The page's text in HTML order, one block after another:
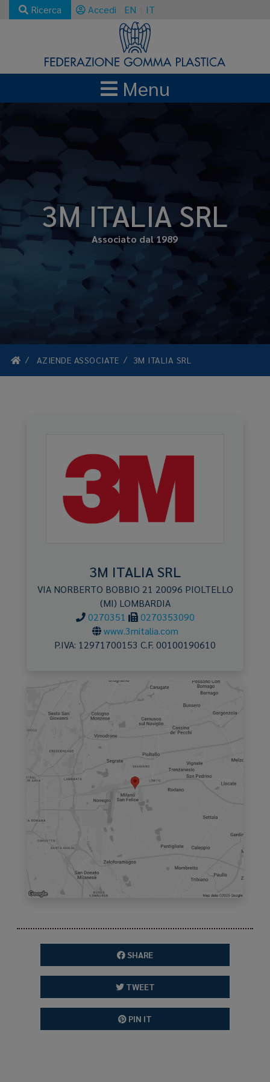
Ricerca Accedi EN IT
Menu
3M ITALIA SRL
Associato dal 1989
AZIENDE ASSOCIATE 3M ITALIA SRL
3M ITALIA SRL
VIA NORBERTO BOBBIO 21 20096 PIOLTELLO
(MI) LOMBARDIA
0270351
0270353090
www.3mitalia.com
P.IVA: 12971700153 C.F. 00100190610
SHARE
TWEET
PIN IT